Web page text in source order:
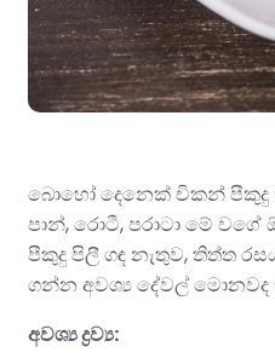
බොහෝ දෙනෙක් චිකන් පීකුදු
පාන්, රොටී, පරාටා මේ
පීකුදු පිලී ගඳ නැතුව, තිත්ත
ගන්න අවශ්‍ය දේවල් මොනවද
අවශ්‍ය ද්‍රව්‍ය: